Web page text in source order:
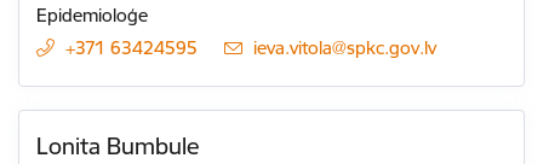
Epidemioloģe
+371 63424595
E-pasts:
ieva.vitola@spkc.gov.lv
Lonita Bumbule